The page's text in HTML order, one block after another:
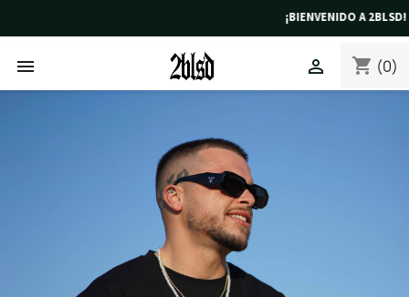
¡BIENVENIDO A 2BLSD!
 shopping_cart (0)
